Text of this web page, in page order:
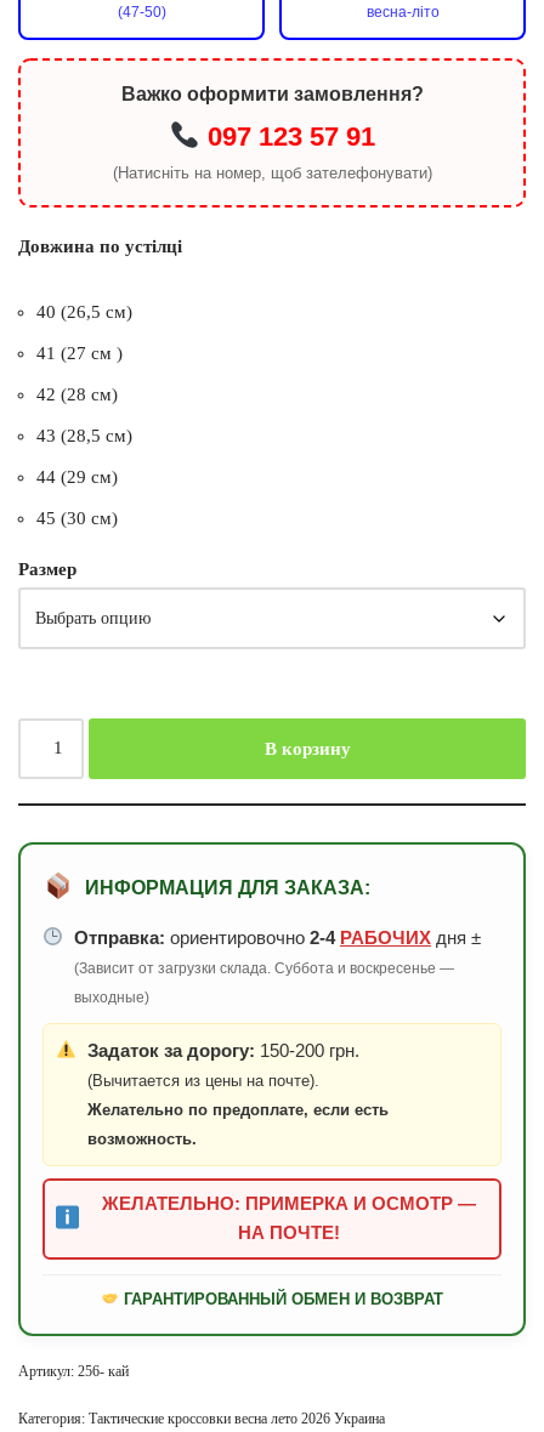
(47-50) весна-літо
Важко оформити замовлення?
097 123 57 91
(Натисніть на номер, щоб зателефонувати)
Довжина по устілці
40 (26,5 см)
41 (27 см )
42 (28 см)
43 (28,5 см)
44 (29 см)
45 (30 см)
Размер
В корзину
ИНФОРМАЦИЯ ДЛЯ ЗАКАЗА:
Отправка: ориентировочно 2-4 РАБОЧИХдня ±
(Зависит от загрузки склада. Суббота и воскресенье —
выходные)
Задаток за дорогу: 150-200 грн.
(Вычитается из цены на почте).
Желательно по предоплате, если есть
возможность.
ЖЕЛАТЕЛЬНО: ПРИМЕРКА И ОСМОТР —
НА ПОЧТЕ!
ГАРАНТИРОВАННЫЙ ОБМЕН И ВОЗВРАТ
Артикул: 256- кай
Категория: Тактические кроссовки весна лето 2026 Украина